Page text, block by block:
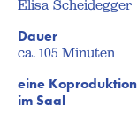
Elisa Scheidegger
Dauer
ca. 105 Minuten
eine
im Saal